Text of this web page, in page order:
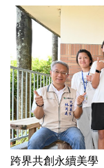
跨界共創永續美